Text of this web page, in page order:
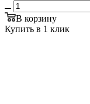
В корзину
Купить в 1 клик